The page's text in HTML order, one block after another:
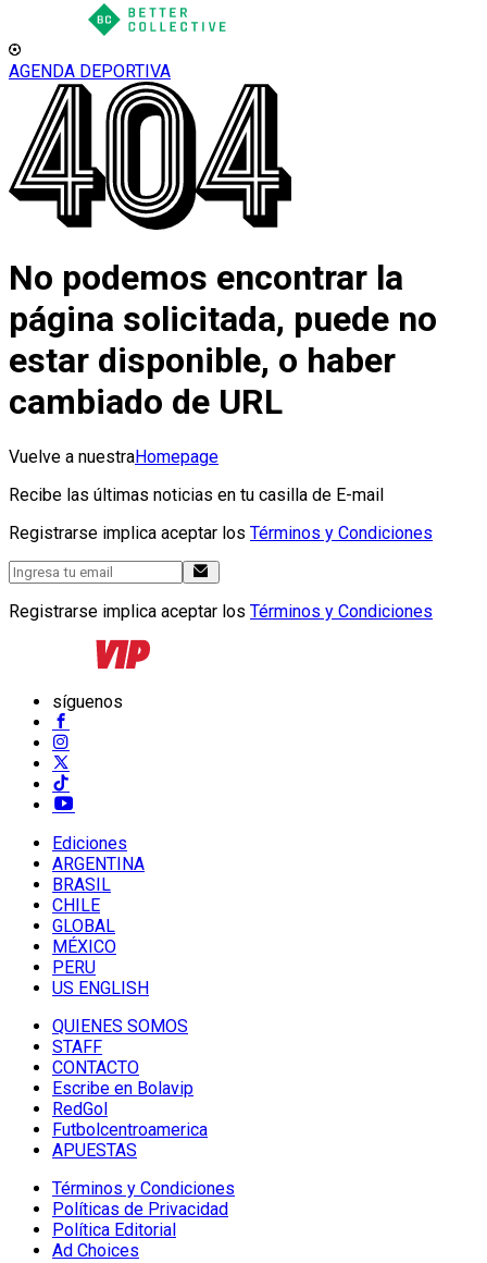
AGENDA DEPORTIVA
No podemos encontrar la
página solicitada, puede no
estar disponible, o haber
cambiado de URL
Vuelve a nuestraHomepage
Recibe las últimas noticias en tu casilla de E-mail
Registrarse implica aceptar los Términos y Condiciones
Registrarse implica aceptar los Términos y Condiciones
síguenos
Ediciones
ARGENTINA
BRASIL
CHILE
GLOBAL
MÉXICO
PERU
US ENGLISH
QUIENES SOMOS
STAFF
CONTACTO
Escribe en Bolavip
RedGol
Futbolcentroamerica
APUESTAS
Términos y Condiciones
Políticas de Privacidad
Política Editorial
Ad Choices